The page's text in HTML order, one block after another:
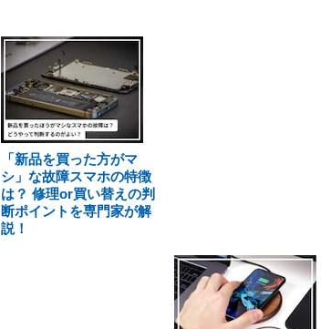
「新品を買った方がマ
シ」な故障スマホの特徴
は？ 修理or買い替えの判
断ポイントを専門家が解
説！